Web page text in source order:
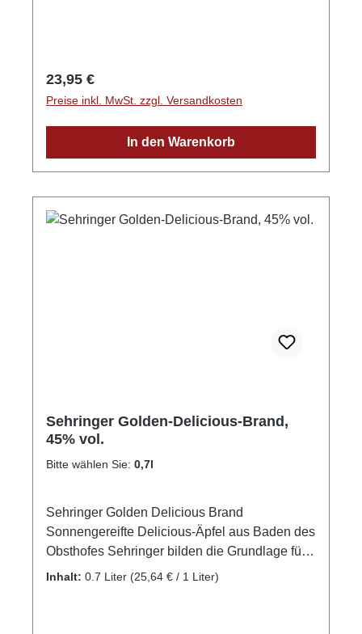
Regulärer Preis:
23,95 €
Preise inkl. MwSt. zzgl. Versandkosten
In den Warenkorb
Sehringer Golden-Delicious-Brand,
45% vol.
Bitte wählen Sie: 0,7l
Sehringer Golden Delicious Brand
Sonnengereifte Delicious-Äpfel aus Baden des
Obsthofes Sehringer bilden die Grundlage für
diesen feinen Apfelbrand. Feines Apfelaroma
Inhalt: 0.7 Liter (25,64 € / 1 Liter)